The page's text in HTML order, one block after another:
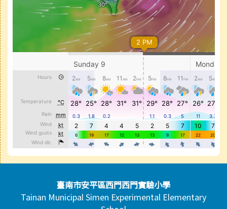
頁尾區域內容臺南市安平區西門西門實驗小學
Tainan Municipal Simen Experimental Elementary